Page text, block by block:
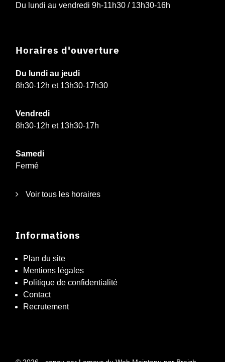
Du lundi au vendredi 9h-11h30 / 13h30-16h
Horaires d'ouverture
Du lundi au jeudi
8h30-12h et 13h30-17h30
Vendredi
8h30-12h et 13h30-17h
Samedi
Fermé
Voir tous les horaires
Informations
Plan du site
Mentions légales
Politique de confidentialité
Contact
Recrutement